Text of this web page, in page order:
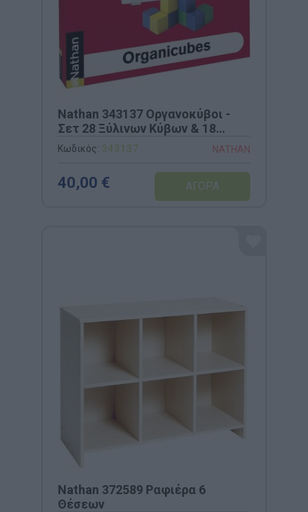
Nathan 343137 Οργανοκύβοι -
Σετ 28 Ξύλινων Κύβων & 18
Κάρτες Μοντέλα
Κωδικός: 343137 NATHAN
40,00 €
Nathan 372589 Ραφιέρα 6
Θέσεων